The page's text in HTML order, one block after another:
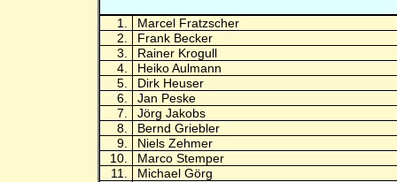
1.
Marcel Fratzscher
2.
Frank Becker
3.
Rainer Krogull
4.
Heiko Aulmann
5.
Dirk Heuser
6.
Jan Peske
7.
Jörg Jakobs
8.
Bernd Griebler
9.
Niels Zehmer
10.
Marco Stemper
11.
Michael Görg